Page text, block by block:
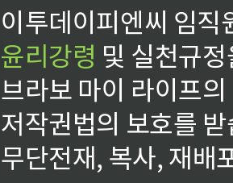
이투데이피엔씨 임
윤리강령 및 실천규
브라보 마이 라이프
저작권법의 보호를
무단전재, 복사, 재배